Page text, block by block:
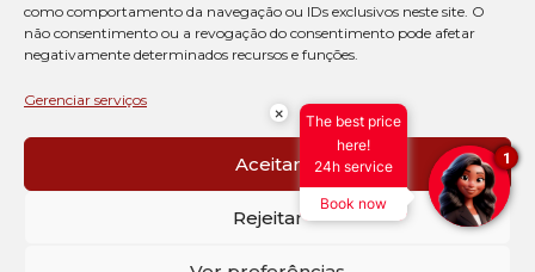
como comportamento da navegação ou IDs exclusivos neste site. O
não consentimento ou a revogação do consentimento pode afetar
negativamente determinados recursos e funções.
Gerenciar serviços
Aceitar
Rejeitar
© Copyright 2026 Le Canton. Todos os direitos
PRÉ CHECK-IN
AVISO DE COOKIES
PERGUNTAS FREQUENTES
×
The best price
here!
24h service
Book now
1